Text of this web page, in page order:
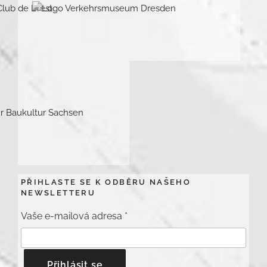
PŘIHLASTE SE K ODBĚRU NAŠEHO
NEWSLETTERU
Vaše e-mailová adresa *